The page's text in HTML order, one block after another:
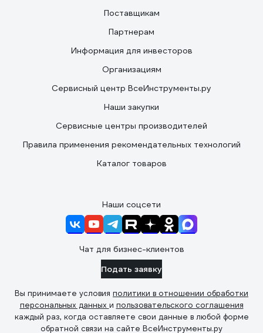
Поставщикам
Партнерам
Информация для инвесторов
Организациям
Сервисный центр ВсеИнструменты.ру
Наши закупки
Сервисные центры производителей
Правила применения рекомендательных технологий
Каталог товаров
Наши соцсети
Чат для бизнес-клиентов
Подать заявку
Вы принимаете условия политики в отношении обработки
персональных данных и пользовательского соглашения
каждый раз, когда оставляете свои данные в любой форме
обратной связи на сайте ВсеИнструменты.ру